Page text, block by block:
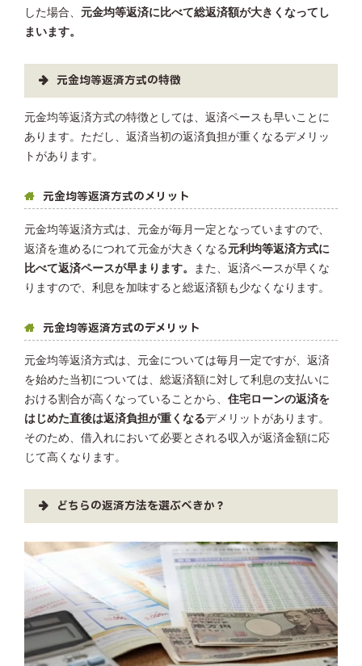
した場合、 元金均等返済に比べて総返済額が大きくなってし
まいます。
元金均等返済方式の特徴
元金均等返済方式の特徴としては、返済ペースも早いことに
あります。ただし、返済当初の返済負担が重くなるデメリッ
トがあります。
元金均等返済方式のメリット
元金均等返済方式は、元金が毎月一定となっていますので、
返済を進めるにつれて元金が大きくなる 元利均等返済方式に
比べて返済ペースが早まります。
また、返済ペースが早くな
りますので、利息を加味すると総返済額も少なくなります。
元金均等返済方式のデメリット
元金均等返済方式は、元金については毎月一定ですが、返済
を始めた当初については、総返済額に対して利息の支払いに
おける割合が高くなっていることから、 住宅ローンの返済を
はじめた直後は返済負担が重くなるデメリットがあります。
そのため、借入れにおいて必要とされる収入が返済金額に応
じて高くなります。
どちらの返済方法を選ぶべきか？